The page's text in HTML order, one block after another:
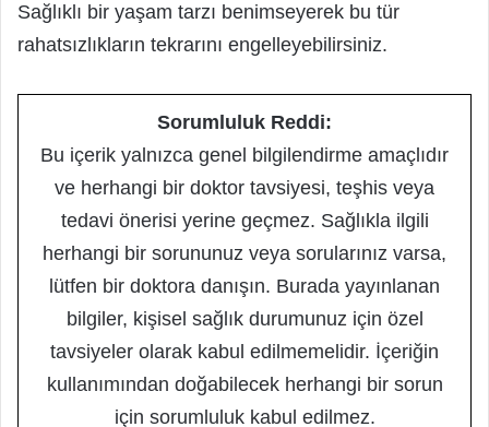
Sağlıklı bir yaşam tarzı benimseyerek bu tür
rahatsızlıkların tekrarını engelleyebilirsiniz.
Sorumluluk Reddi:
Bu içerik yalnızca genel bilgilendirme amaçlıdır
ve herhangi bir doktor tavsiyesi, teşhis veya
tedavi önerisi yerine geçmez. Sağlıkla ilgili
herhangi bir sorununuz veya sorularınız varsa,
lütfen bir doktora danışın. Burada yayınlanan
bilgiler, kişisel sağlık durumunuz için özel
tavsiyeler olarak kabul edilmemelidir. İçeriğin
kullanımından doğabilecek herhangi bir sorun
için sorumluluk kabul edilmez.